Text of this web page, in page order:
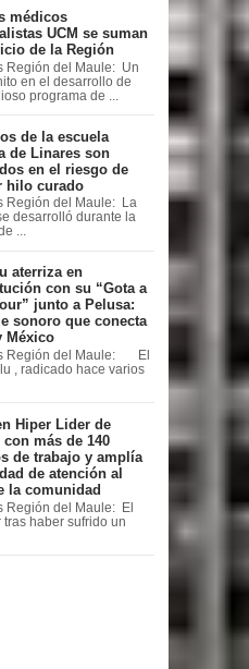
médicos
UCM se suman
de la Región
Región del Maule: Un
en el desarrollo de
programa de ...
de la escuela
de Linares son
en el riesgo de
hilo curado
Región del Maule: La
desarrolló durante la
...
aterriza en
con su “Gota a
junto a Pelusa:
sonoro que conecta
México
Región del Maule: El
, radicado hace varios
Hiper Lider de
más de 140
de trabajo y amplía
de atención al
la comunidad
Región del Maule: El
tras haber sufrido un